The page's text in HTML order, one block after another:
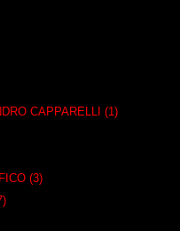
CAPPARELLI (1)
(3)